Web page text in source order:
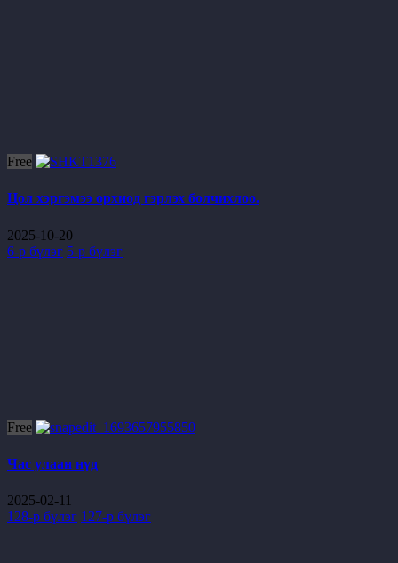
Free
Цол хэргэмээ орхиод гэрлэх болчихлоо.
2025-10-20
6-р бүлэг 5-р бүлэг
Free
Час улаан нүд
2025-02-11
128-р бүлэг 127-р бүлэг